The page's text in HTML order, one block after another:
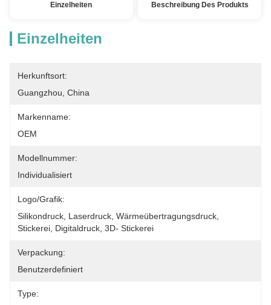
Einzelheiten Beschreibung Des Produkts
Einzelheiten
Herkunftsort:
Guangzhou, China
Markenname:
OEM
Modellnummer:
Individualisiert
Logo/Grafik:
Silikondruck, Laserdruck, Wärmeübertragungsdruck,
Stickerei, Digitaldruck, 3D- Stickerei
Verpackung:
Benutzerdefiniert
Type: